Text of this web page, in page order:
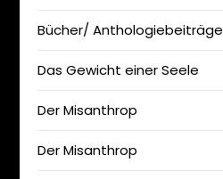
Bücher/ Anthologiebeiträge
Das Gewicht einer Seele
Der Misanthrop
Der Misanthrop